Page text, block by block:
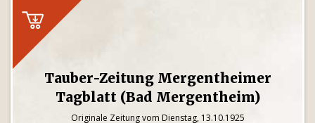
Tauber-Zeitung Mergentheimer
Tagblatt (Bad Mergentheim)
Originale Zeitung vom Dienstag, 13.10.1925